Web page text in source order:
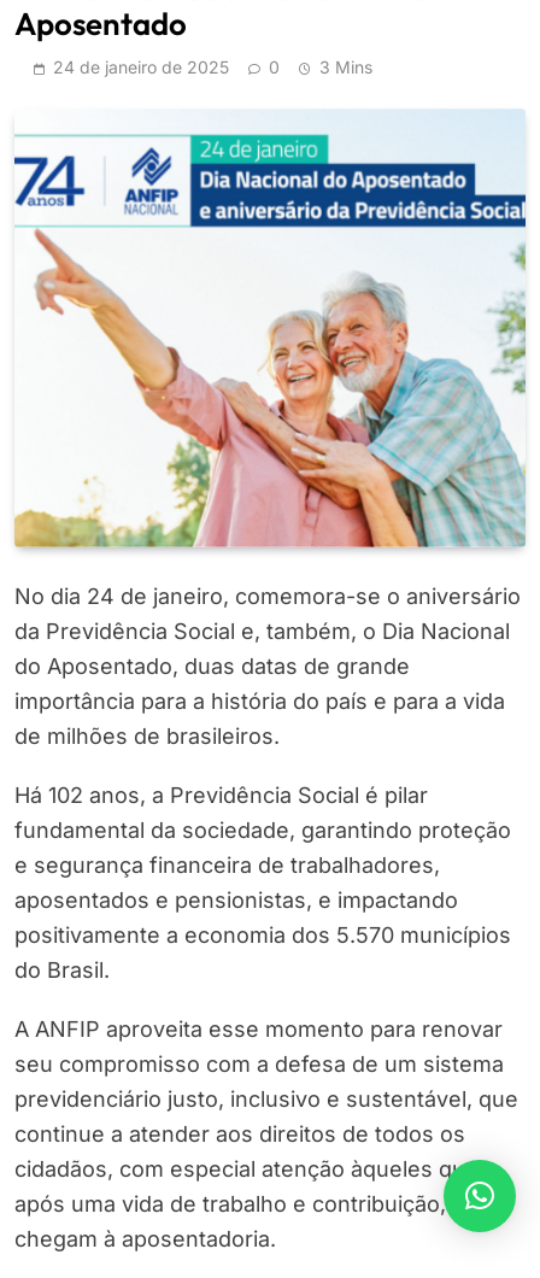
Aposentado
24 de janeiro de 2025 0 3 Mins
No dia 24 de janeiro, comemora-se o aniversário
da Previdência Social e, também, o Dia Nacional
do Aposentado, duas datas de grande
importância para a história do país e para a vida
de milhões de brasileiros.
Há 102 anos, a Previdência Social é pilar
fundamental da sociedade, garantindo proteção
e segurança financeira de trabalhadores,
aposentados e pensionistas, e impactando
positivamente a economia dos 5.570 municípios
do Brasil.
A ANFIP aproveita esse momento para renovar
seu compromisso com a defesa de um sistema
previdenciário justo, inclusivo e sustentável, que
continue a atender aos direitos de todos os
cidadãos, com especial atenção àqueles que,
após uma vida de trabalho e contribuição,
chegam à aposentadoria.